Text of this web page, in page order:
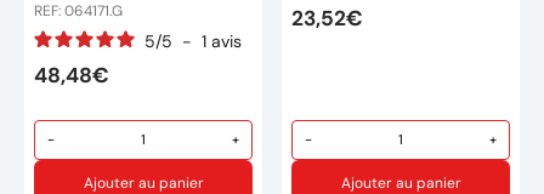
REF: 064171.G
5/5 - 1 avis
48,48€
- +
Ajouter au panier
23,52€
- +
Ajouter au panier